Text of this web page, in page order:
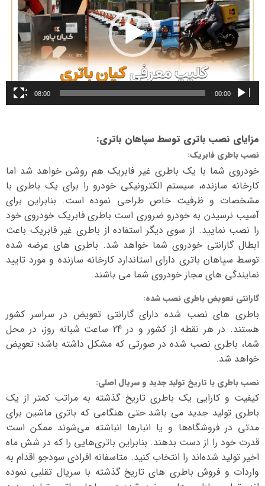
00:00
08:00
مزایای نصب باتری توسط سپاهان باتری:
نصب باطری فابریک:
خودروی شما با یک باطری غیر فابریک هم روشن خواهد شد اما
کارخانه سازنده، سیستم الکترونیکی خودرو را برای یک باطری با
مشخصات و ظرفیت خاص طراحی نموده است. بنابراین برای
آسیب نرسیدن به خودرو ضروری است باطری فابریک خودروی خود
را نصب نمایید. از سوی دیگر استفاده از باطری غیر فابریک باعث
ابطال گارانتی خودروی شما خواهد شد. باطری های عرضه شده
توسط سپاهان باتری دارای استاندارد کارخانه سازنده و مورد تایید
نمایندگی های مجاز خودروی شما می باشند.
گارانتی تعویض باطری نصب شده:
باطری های نصب شده دارای گارانتی تعویض در سراسر کشور
هستند. در هر نقطه از کشور و در 24 ساعت شبانه روز، در محل
شما، باطری نصب شده در صورتی که مشکل داشته باشد؛ تعویض
خواهد شد.
نصب باطری با تاریخ تولید جدید و سریال اصلی:
کیفیت و کارایی یک باطری تاریخ گذشته به مراتب کمتر از یک
باطری تولید جدید می باشد.حتی هنگامی که باتری ماشین برای
مدتی در فروشگاه‌ها و یا انبارها انباشته می‌شوند ممکن است
قدرت خود را از دست بدهند. بنابراین باتری‌هایی را که در شش ماه
اخیر تولید شده‌اند را انتخاب کنید. متاسفانه افرادی سودجو اقدام به
واردات و فروش باطری های تاریخ گذشته با سریال تقلبی نموده